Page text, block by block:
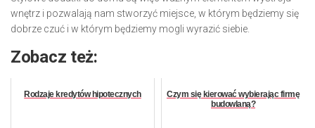
wnętrz i pozwalają nam stworzyć miejsce, w którym będziemy się
dobrze czuć i w którym będziemy mogli wyrazić siebie.
Zobacz też:
Rodzaje kredytów hipotecznych
Czym się kierować wybierając firmę
budowlaną?